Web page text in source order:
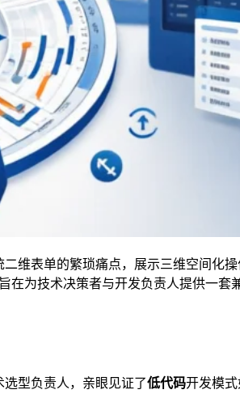
维表单的繁琐痛点，展示三维空间化
在为技术决策者与开发负责人提供一套
型负责人，亲眼见证了低代码开发模